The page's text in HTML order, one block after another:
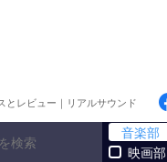
とレビュー｜リアルサウンド
音楽部
映画部